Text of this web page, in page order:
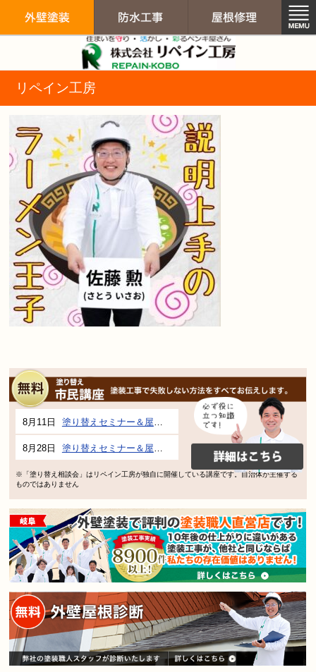
リペイン工房
8月11日 塗り替えセミナー＆屋根、外壁の塗り替え市民講座 inぎふメディアコスモス
8月28日 塗り替えセミナー＆屋根、外壁の塗り替え市民講座 inぎふメディアコスモス
※「塗り替え相談会」はリペイン工房が独自に開催している講座です。自治体が主催する
ものではありません